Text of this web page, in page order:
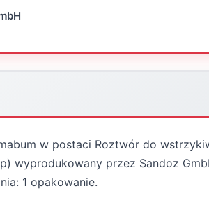
w postaci Roztwór do
wyprodukowany przez Sandoz
1 opakowanie.